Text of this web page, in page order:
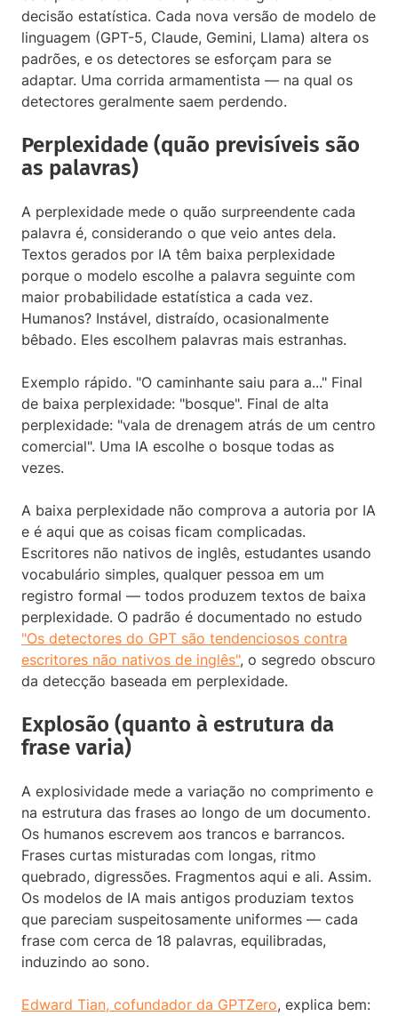
decisão estatística. Cada nova versão de modelo de
linguagem (GPT-5, Claude, Gemini, Llama) altera os
padrões, e os detectores se esforçam para se
adaptar. Uma corrida armamentista — na qual os
detectores geralmente saem perdendo.
Perplexidade (quão previsíveis são
as palavras)
A perplexidade mede o quão surpreendente cada
palavra é, considerando o que veio antes dela.
Textos gerados por IA têm baixa perplexidade
porque o modelo escolhe a palavra seguinte com
maior probabilidade estatística a cada vez.
Humanos? Instável, distraído, ocasionalmente
bêbado. Eles escolhem palavras mais estranhas.
Exemplo rápido. "O caminhante saiu para a..." Final
de baixa perplexidade: "bosque". Final de alta
perplexidade: "vala de drenagem atrás de um centro
comercial". Uma IA escolhe o bosque todas as
vezes.
A baixa perplexidade não comprova a autoria por IA
e é aqui que as coisas ficam complicadas.
Escritores não nativos de inglês, estudantes usando
vocabulário simples, qualquer pessoa em um
registro formal — todos produzem textos de baixa
perplexidade. O padrão é documentado no estudo
"Os detectores do GPT são tendenciosos contra
escritores não nativos de inglês", o segredo obscuro
da detecção baseada em perplexidade.
Explosão (quanto à estrutura da
frase varia)
A explosividade mede a variação no comprimento e
na estrutura das frases ao longo de um documento.
Os humanos escrevem aos trancos e barrancos.
Frases curtas misturadas com longas, ritmo
quebrado, digressões. Fragmentos aqui e ali. Assim.
Os modelos de IA mais antigos produziam textos
que pareciam suspeitosamente uniformes — cada
frase com cerca de 18 palavras, equilibradas,
induzindo ao sono.
Edward Tian, cofundador da GPTZero, explica bem: